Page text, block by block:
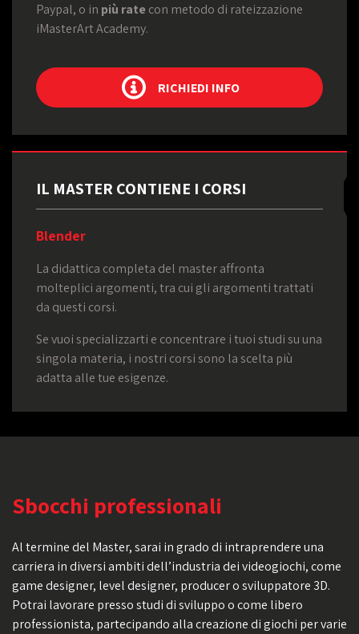
Paypal, o in più rate con metodo di rateizzazione
iMasterArt Academy.
RICHIEDI INFO
IL MASTER CONTIENE I CORSI
Blender
La didattica completa del master affronta
molteplici argomenti, tra cui gli argomenti trattati
da questi corsi.
Se vuoi specializzarti e concentrare i tuoi studi su una
singola materia, i nostri corsi sono la scelta più
adatta alle tue esigenze.
Sbocchi professionali
Al termine del Master, sarai in grado di intraprendere una
carriera in diversi ambiti dell’industria dei videogiochi, come
game designer, level designer, producer o sviluppatore 3D.
Potrai lavorare presso studi di sviluppo o come libero
professionista, partecipando alla creazione di giochi per varie